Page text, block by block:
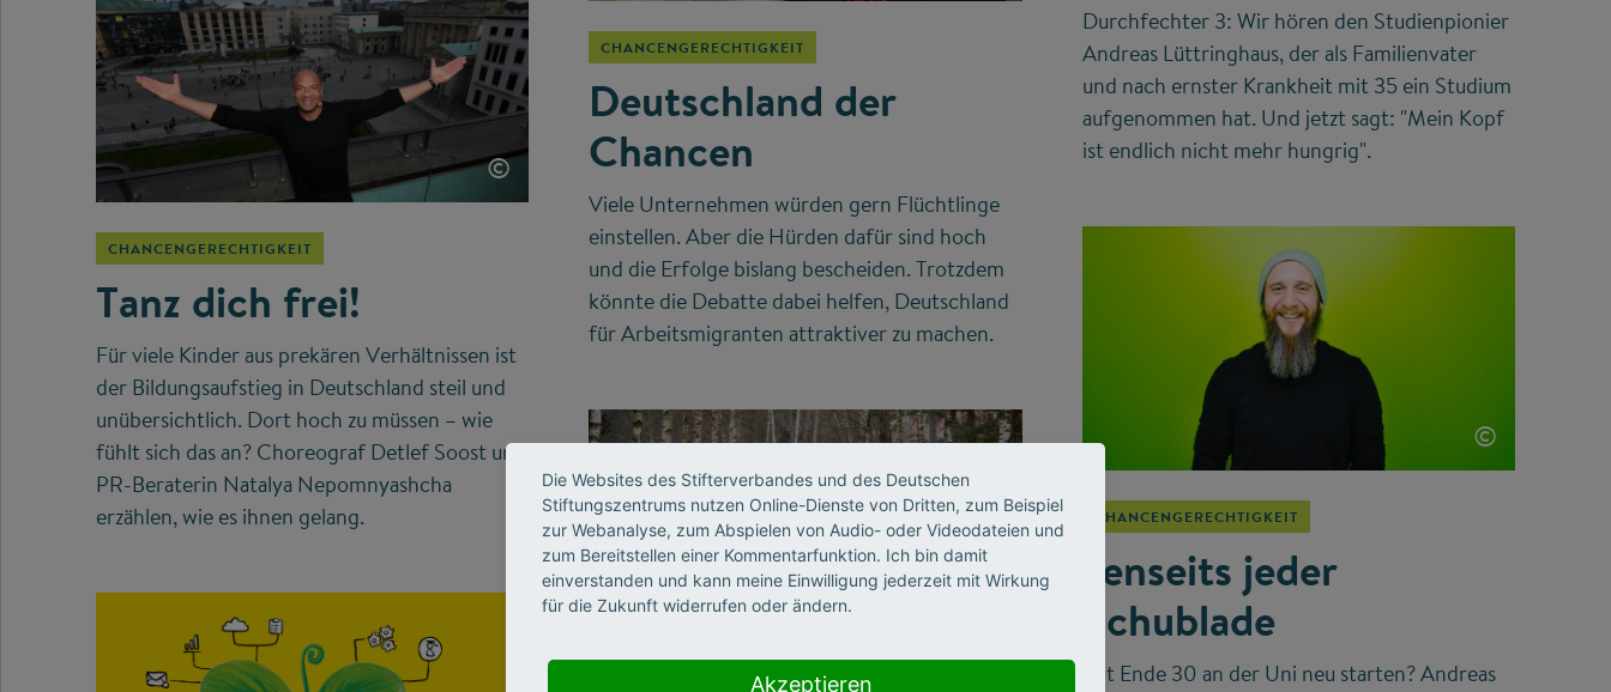
©
CHANCENGERECHTIGKEIT
Tanz dich frei!
Für viele Kinder aus prekären Verhältnissen ist
der Bildungsaufstieg in Deutschland steil und
unübersichtlich. Dort hoch zu müssen – wie
fühlt sich das an? Choreograf Detlef Soost und
PR-Beraterin Natalya Nepomnyashcha
erzählen, wie es ihnen gelang.
CHANCENGERECHTIGKEIT
Deutschland der
Chancen
Viele Unternehmen würden gern Flüchtlinge
einstellen. Aber die Hürden dafür sind hoch
und die Erfolge bislang bescheiden. Trotzdem
könnte die Debatte dabei helfen, Deutschland
für Arbeitsmigranten attraktiver zu machen.
Durchfechter 3: Wir hören den Studienpionier
Andreas Lüttringhaus, der als Familienvater
und nach ernster Krankheit mit 35 ein Studium
aufgenommen hat. Und jetzt sagt: "Mein Kopf
ist endlich nicht mehr hungrig".
©
CHANCENGERECHTIGKEIT
Jenseits jeder
Schublade
Mit Ende 30 an der Uni neu starten? Andreas
Die Websites des Stifterverbandes und des Deutschen
Stiftungszentrums nutzen Online-Dienste von Dritten, zum Beispiel
zur Webanalyse, zum Abspielen von Audio- oder Videodateien und
zum Bereitstellen einer Kommentarfunktion. Ich bin damit
einverstanden und kann meine Einwilligung jederzeit mit Wirkung
für die Zukunft widerrufen oder ändern.
Akzeptieren